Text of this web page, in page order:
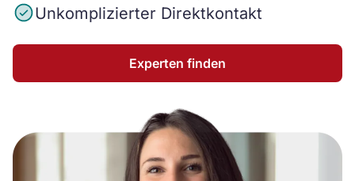
Unkomplizierter Direktkontakt
Experten finden